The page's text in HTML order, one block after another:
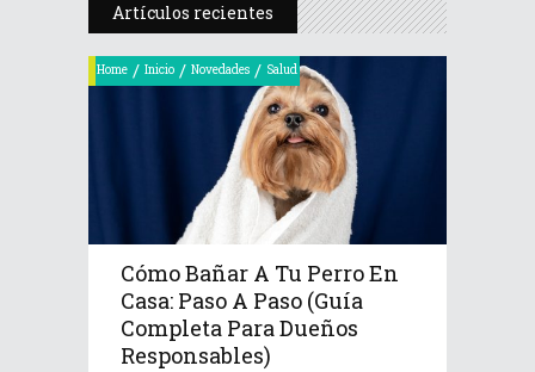
Artículos recientes
Home / Inicio / Novedades / Salud
Cómo Bañar A Tu Perro En
Casa: Paso A Paso (Guía
Completa Para Dueños
Responsables)